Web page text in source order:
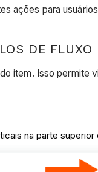
ações para
DE FLUXO
item. Isso permite
na parte superior